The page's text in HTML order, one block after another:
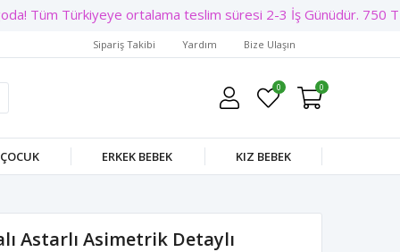
Tüm Türkiyeye ortalama teslim süresi 2-3 İş Günüdür. 750 TL
Sipariş Takibi Yardım Bize Ulaşın
0 0
ERKEK BEBEK KIZ BEBEK
Astarlı Asimetrik Detaylı